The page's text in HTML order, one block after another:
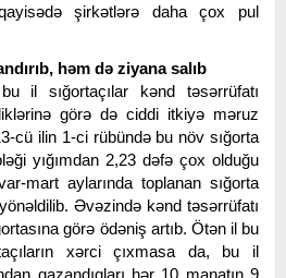
şirkətlərə daha çox pul
həm də ziyana salıb
il sığortaçılar kənd təsərrüfatı
görə də ciddi itkiyə məruz
cü ilin 1-ci rübündə bu növ sığorta
yığımdan 2,23 dəfə çox olduğu
mart aylarında toplanan sığorta
Əvəzində kənd təsərrüfatı
görə ödəniş artıb. Ötən il bu
xərci çıxmasa da, bu il
qazandıqları hər 10 manatın 9